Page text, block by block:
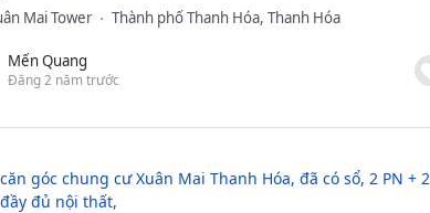
Mai Tower
Thành phố Thanh Hóa, Thanh Hóa
Mến Quang
Đăng 2 năm trước
góc chung cư Xuân Mai Thanh Hóa, đã có sổ, 2 PN + 2
đủ nội thất,